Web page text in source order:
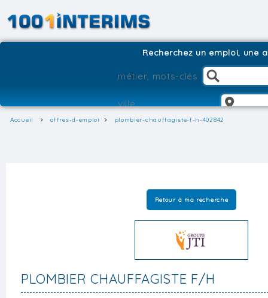
Recherchez un emploi, une
Accueil offres-d-emploi plombier-chauffagiste-f-h-402842
Retour à ma recherche
PLOMBIER CHAUFFAGISTE F/H